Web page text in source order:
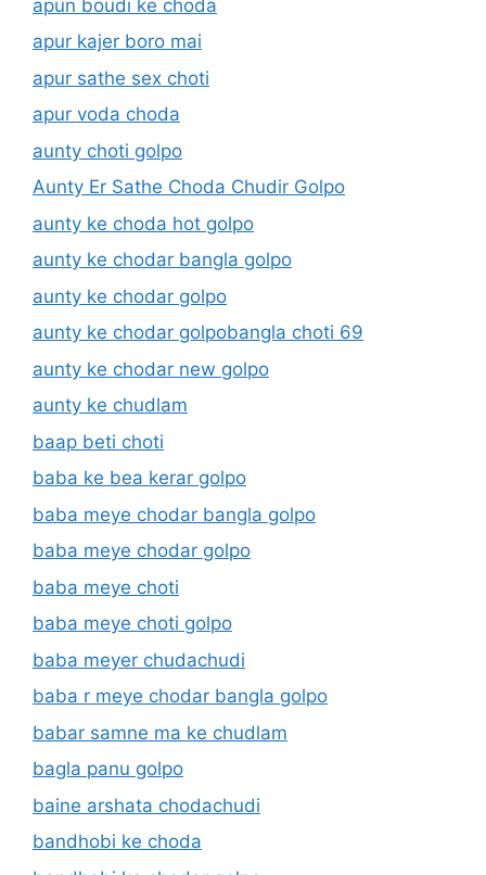
apun boudi ke choda
apur kajer boro mai
apur sathe sex choti
apur voda choda
aunty choti golpo
Aunty Er Sathe Choda Chudir Golpo
aunty ke choda hot golpo
aunty ke chodar bangla golpo
aunty ke chodar golpo
aunty ke chodar golpobangla choti 69
aunty ke chodar new golpo
aunty ke chudlam
baap beti choti
baba ke bea kerar golpo
baba meye chodar bangla golpo
baba meye chodar golpo
baba meye choti
baba meye choti golpo
baba meyer chudachudi
baba r meye chodar bangla golpo
babar samne ma ke chudlam
bagla panu golpo
baine arshata chodachudi
bandhobi ke choda